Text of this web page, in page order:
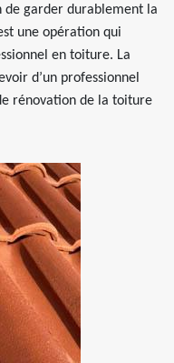
garder durablement la
une opération qui
en toiture. La
d’un professionnel
rénovation de la toiture